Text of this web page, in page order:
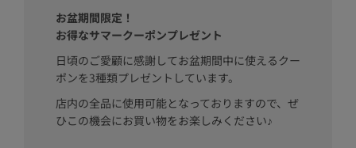
お盆期間限定！
お得なサマークーポンプレゼント
日頃のご愛顧に感謝してお盆期間中に使えるクー
ポンを3種類プレゼントしています。
店内の全品に使用可能となっておりますので、ぜ
ひこの機会にお買い物をお楽しみください♪